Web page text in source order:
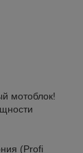
мотоблок!
(Profi